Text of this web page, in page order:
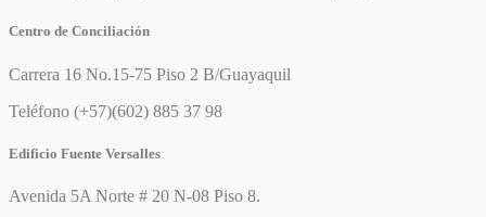
Centro de Conciliación
Carrera 16 No.15-75 Piso 2 B/Guayaquil
Teléfono (+57)(602) 885 37 98
Edificio Fuente Versalles
Avenida 5A Norte # 20 N-08 Piso 8.